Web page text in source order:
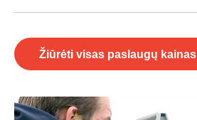
Žiūrėti visas paslaugų kainas